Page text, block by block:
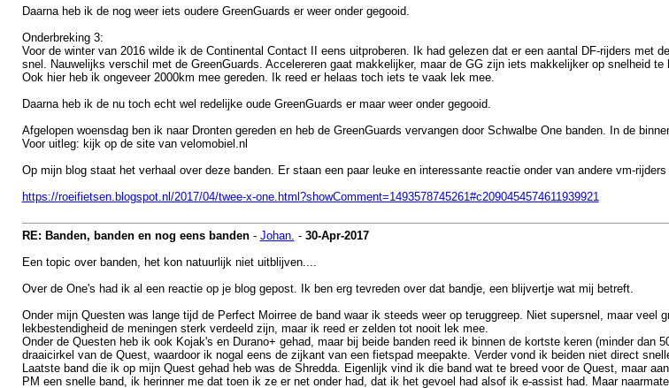
Daarna heb ik de nog weer iets oudere GreenGuards er weer onder gegooid.
Onderbreking 3:
Voor de winter van 2016 wilde ik de Continental Contact II eens uitproberen. Ik had gelezen dat er een aantal DF-rijders met
snel. Nauwelijks verschil met de GreenGuards. Accelereren gaat makkelijker, maar de GG zijn iets makkelijker op snelheid te
Ook hier heb ik ongeveer 2000km mee gereden. Ik reed er helaas toch iets te vaak lek mee.
Daarna heb ik de nu toch echt wel redelijke oude GreenGuards er maar weer onder gegooid.
Afgelopen woensdag ben ik naar Dronten gereden en heb de GreenGuards vervangen door Schwalbe One banden. In de
Voor uitleg: kijk op de site van velomobiel.nl
Op mijn blog staat het verhaal over deze banden. Er staan een paar leuke en interessante reactie onder van andere vm-
https://roeifietsen.blogspot.nl/2017/04/twee-x-one.html?showComment=1493578745261#c2090454574611939921
RE: Banden, banden en nog eens banden- Johan. - 30-Apr-2017
Een topic over banden, het kon natuurlijk niet uitblijven....
Over de One's had ik al een reactie op je blog gepost. Ik ben erg tevreden over dat bandje, een blijvertje wat mij betreft.
Onder mijn Questen was lange tijd de Perfect Moirree de band waar ik steeds weer op teruggreep. Niet supersnel, maar
lekbestendigheid de meningen sterk verdeeld zijn, maar ik reed er zelden tot nooit lek mee.
Onder de Questen heb ik ook Kojak's en Durano+ gehad, maar bij beide banden reed ik binnen de kortste keren (minder
draaicirkel van de Quest, waardoor ik nogal eens de zijkant van een fietspad meepakte. Verder vond ik beiden niet direct
Laatste band die ik op mijn Quest gehad heb was de Shredda. Eigenlijk vind ik die band wat te breed voor de Quest, maar
PM een snelle band, ik herinner me dat toen ik ze er net onder had, dat ik het gevoel had alsof ik e-assist had. Maar